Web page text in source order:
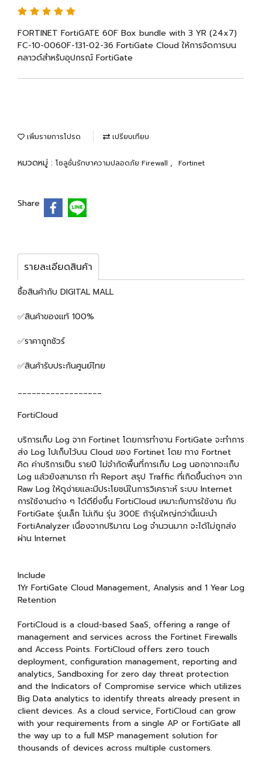
FORTINET FortiGATE 60F Box bundle with 3 YR (24x7)
FC-10-0060F-131-02-36 FortiGate Cloud ให้การจัดการบน
คลาวด์สำหรับอุปกรณ์ FortiGate
เพิ่มรายการโปรด เปรียบเทียบ
หมวดหมู่ : โซลูชั่นรักษาความปลอดภัย Firewall , Fortinet
Share
รายละเอียดสินค้า
ซื้อสินค้ากับ DIGITAL MALL
✅สินค้าของแท้ 100%
✅ราคาถูกชัวร์
✅สินค้ารับประกันศูนย์ไทย
__________________
FortiCloud
บริการเก็บ Log จาก Fortinet โดยการทำงาน FortiGate จะทำการ
ส่ง Log ไปเก็บไว้บน Cloud ของ Fortinet โดย ทาง Fortnet
คิด ค่าบริการเป็น รายปี ไม่จำกัดพื้นที่การเก็บ Log นอกจากจะเก็บ
Log แล้วยังสามารถ ทำ Report สรุป Traffic ที่เกิดขึ้นต่างๆ จาก
Raw Log ให้ดูง่ายและมีประโยชน์ในการวิเคราะห์ ระบบ Internet
การใช้งานต่าง ๆ ได้ดียิ่งขึ้น FortiCloud เหมาะกับการใช้งาน กับ
FortiGate รุ่นเล็ก ไม่เกิน รุ่น 300E ถ้ารุ่นใหญ่กว่านี้แนะนำ
FortiAnalyzer เนื่องจากปริมาณ Log จำนวนมาก จะได้ไม่ถูกส่ง
ผ่าน Internet
Include
1Yr FortiGate Cloud Management, Analysis and 1 Year Log
Retention
FortiCloud is a cloud-based SaaS, offering a range of
management and services across the Fortinet Firewalls
and Access Points. FortiCloud offers zero touch
deployment, configuration management, reporting and
analytics, Sandboxing for zero day threat protection
and the Indicators of Compromise service which utilizes
Big Data analytics to identify threats already present in
client devices. As a cloud service, FortiCloud can grow
with your requirements from a single AP or FortiGate all
the way up to a full MSP management solution for
thousands of devices across multiple customers.